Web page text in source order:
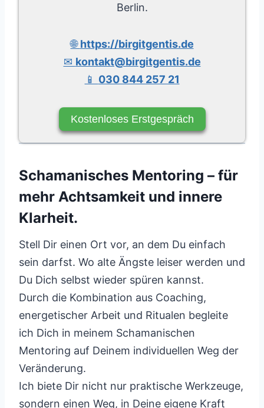
Berlin.
🌐https://birgitgentis.de
✉ kontakt@birgitgentis.de
📱 030 844 257 21
Kostenloses Erstgespräch
Schamanisches Mentoring – für
mehr Achtsamkeit und innere
Klarheit.
Stell Dir einen Ort vor, an dem Du einfach
sein darfst. Wo alte Ängste leiser werden und
Du Dich selbst wieder spüren kannst.
Durch die Kombination aus Coaching,
energetischer Arbeit und Ritualen begleite
ich Dich in meinem Schamanischen
Mentoring auf Deinem individuellen Weg der
Veränderung.
Ich biete Dir nicht nur praktische Werkzeuge,
sondern einen Weg, in Deine eigene Kraft